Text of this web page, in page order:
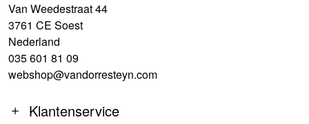
Van Weedestraat 44
3761 CE Soest
Nederland
035 601 81 09
webshop@vandorresteyn.com
Klantenservice